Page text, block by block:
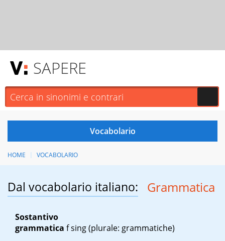
SAPERE
HOME VOCABOLARIO
Dal vocabolario italiano: Grammatica
Sostantivo
grammatica f sing(plurale: grammatiche)